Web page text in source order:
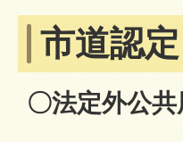
市道認
〇法定外公